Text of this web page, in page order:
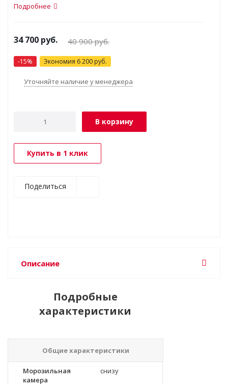
366 л, No Frost
Подробнее
34 700 руб. 40 900руб.
-15% Экономия 6 200 руб.
Уточняйте наличие у менеджера
В корзину
Купить в 1 клик
Поделиться
Описание
Подробные
характеристики
Общие характеристики
Морозильная
камера
снизу